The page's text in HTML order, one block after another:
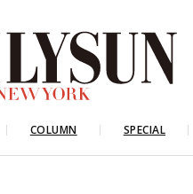
COLUMN SPECIAL